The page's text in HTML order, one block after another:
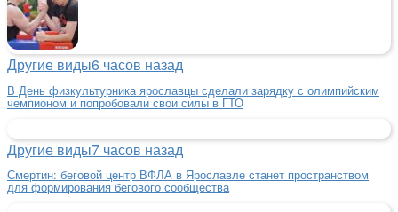
Другие виды6 часов назад
В День физкультурника ярославцы сделали зарядку с олимпийским
чемпионом и попробовали свои силы в ГТО
Другие виды7 часов назад
Смертин: беговой центр ВФЛА в Ярославле станет пространством
для формирования бегового сообщества